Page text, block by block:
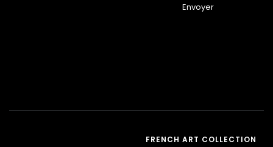
Envoyer
FRENCH ART COLLECTION